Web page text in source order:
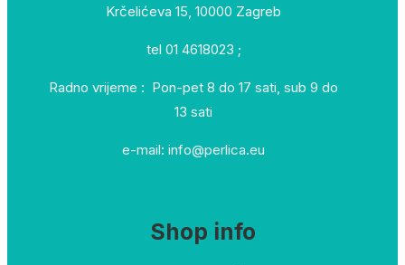
Krčelićeva 15, 10000 Zagreb
tel 01 4618023 ;
Radno vrijeme : Pon-pet 8 do 17 sati, sub 9 do
13 sati
e-mail: info@perlica.eu
Shop info